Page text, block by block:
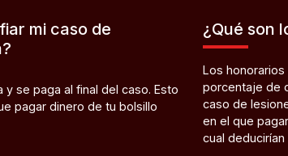
mi caso de
se paga al final del caso. Esto
pagar dinero de tu bolsillo
¿Qué son
Los
porcentaje de
caso de
en el que
cual